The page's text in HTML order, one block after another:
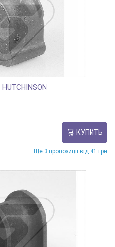
КУПИТЬ
Ще 3 пропозиції від 41 грн